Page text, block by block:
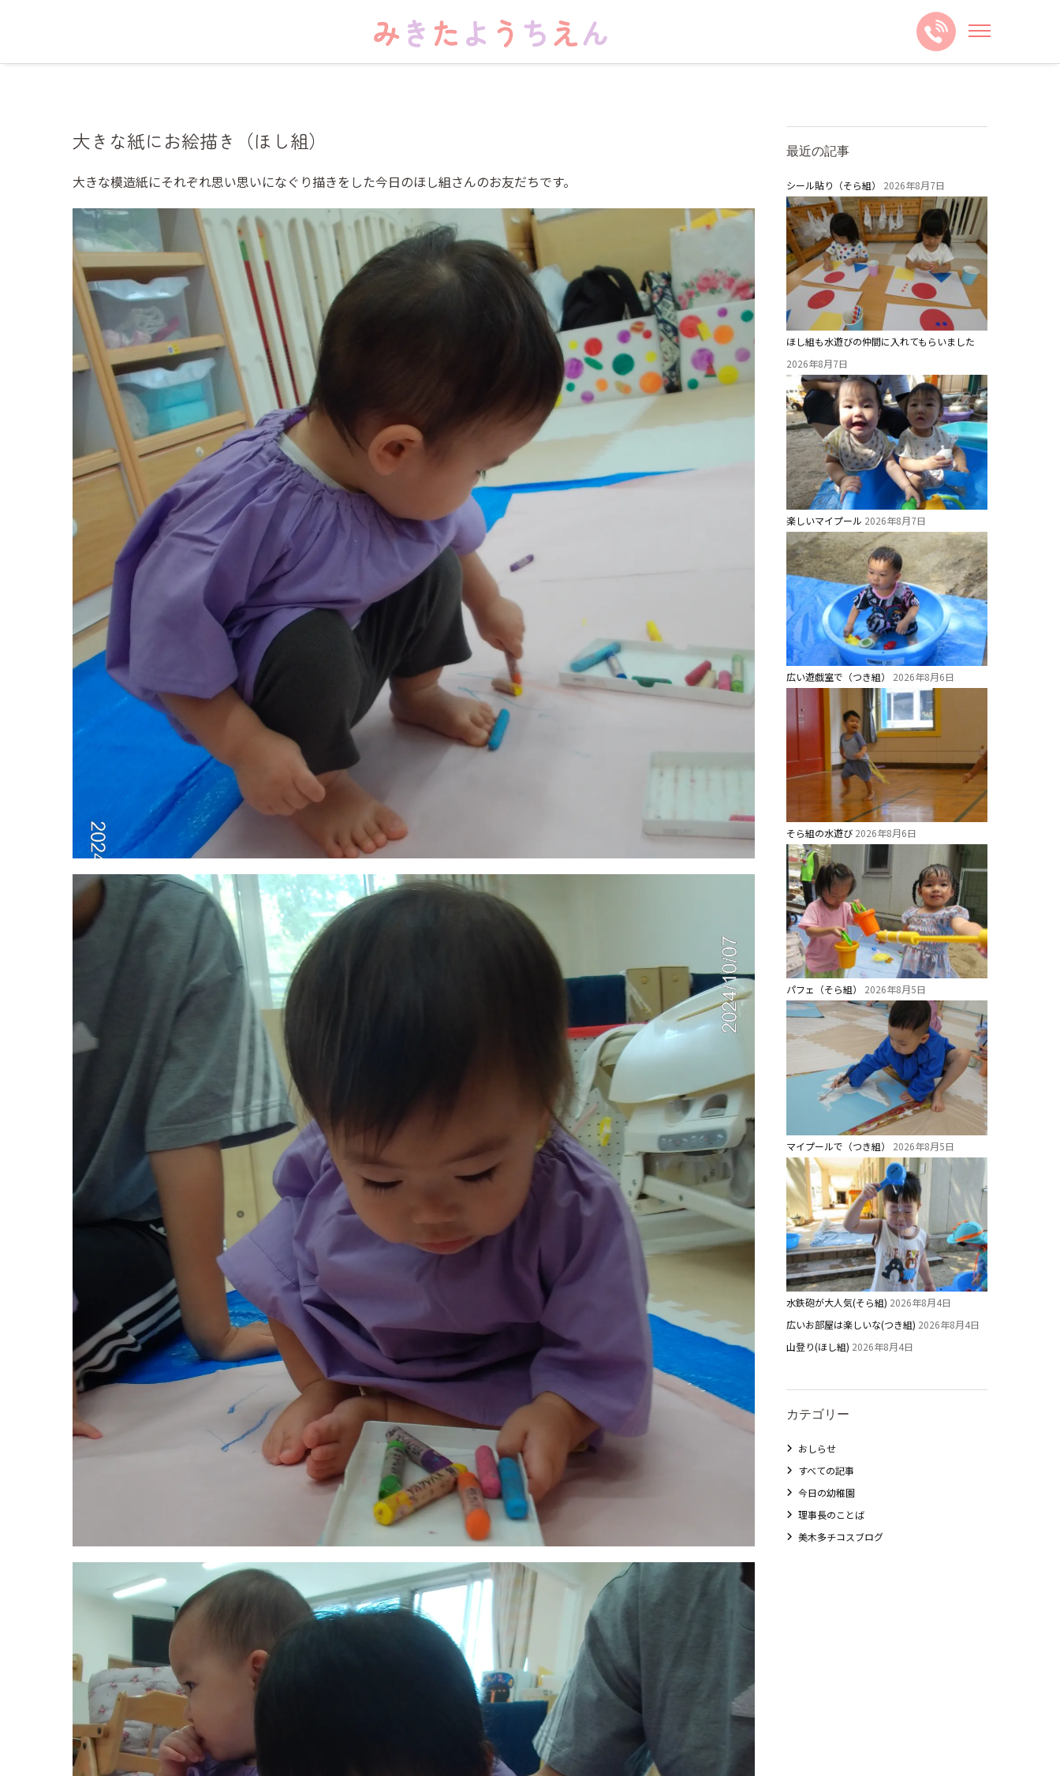
大きな紙にお絵描き（ほし組）
大きな模造紙にそれぞれ思い思いになぐり描きをした今日のほし組さんのお友だちです。
最近の記事
シール貼り（そら組） 2026年8月7日
ほし組も水遊びの仲間に入れてもらいました
2026年8月7日
楽しいマイプール 2026年8月7日
広い遊戯室で（つき組） 2026年8月6日
そら組の水遊び 2026年8月6日
パフェ（そら組） 2026年8月5日
マイプールで（つき組） 2026年8月5日
水鉄砲が大人気(そら組) 2026年8月4日
広いお部屋は楽しいな(つき組) 2026年8月4日
山登り(ほし組) 2026年8月4日
カテゴリー
おしらせ
すべての記事
今日の幼稚園
理事長のことば
美木多チコスブログ
今日の幼稚園 園児募集要項
教職員募集
園舎案内
安⼼・安全対策
課外教室
理事長のことば
教育と保育
美⽊多幼稚園の理想
園の1⽇
美⽊多チコス
美⽊多チコスについて
美⽊多チコスブログ
未就園児クラス
1歳・2歳親子登園［マリポサクラス ]
2歳児ひとり登園［ゆず組 ]